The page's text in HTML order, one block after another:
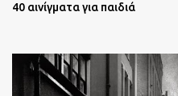
40 αινίγματα για παιδιά